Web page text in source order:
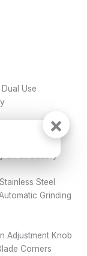
Use
& Full Battery
Steel
Grinding
Adjustment Knob
Corners
×